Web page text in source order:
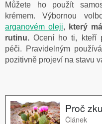
Můžete ho použít
krémem. Výbornou
arganovém oleji,
který
rutinu.Ocení ho ti, kteří
péči.
Pravidelným
pozitivně projeví na stavu